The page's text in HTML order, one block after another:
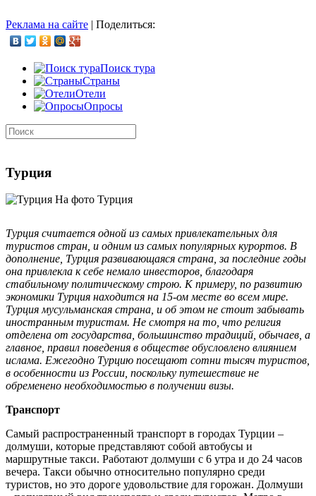
Реклама на сайте | Поделиться:
Поиск тура
Страны
Отели
Опросы
Турция
На фото Турция
Турция считается одной из самых привлекательных для
туристов стран, и одним из самых популярных курортов. В
дополнение, Турция развивающаяся страна, за последние годы
она привлекла к себе немало инвесторов, благодаря
стабильному политическому строю. К примеру, по развитию
экономики Турция находится на 15-ом месте во всем мире.
Турция мусульманская страна, и об этом не стоит забывать
иностранным туристам. Не смотря на то, что религия
отделена от государства, большинство традиций, обычаев, а
главное, правил поведения в обществе обусловлено влиянием
ислама. Ежегодно Турцию посещают сотни тысяч туристов,
в особенности из России, поскольку путешествие не
обременено необходимостью в получении визы.
Транспорт
Самый распространенный транспорт в городах Турции –
долмуши, которые представляют собой автобусы и
маршрутные такси. Работают долмуши с 6 утра и до 24 часов
вечера. Такси обычно относительно популярно среди
туристов, но это дороге удовольствие для горожан. Долмуши